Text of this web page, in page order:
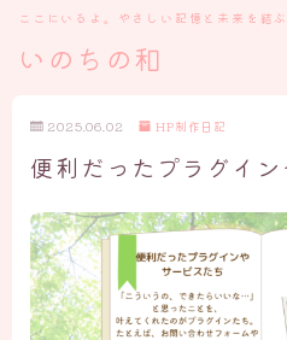
いのちの和
ここにいるよ。やさしい記憶と未来を結
トップ
私について
いのちの和を開いた理由
プロローグ ごあいさつ
2025.06.02 HP制作日記
便利だったプラグイ